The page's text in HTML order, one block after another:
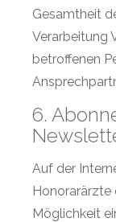
Gesamtheit
Verarbeitung
betroffenen
6.
Auf der
Honorarärzte
Möglichkeit